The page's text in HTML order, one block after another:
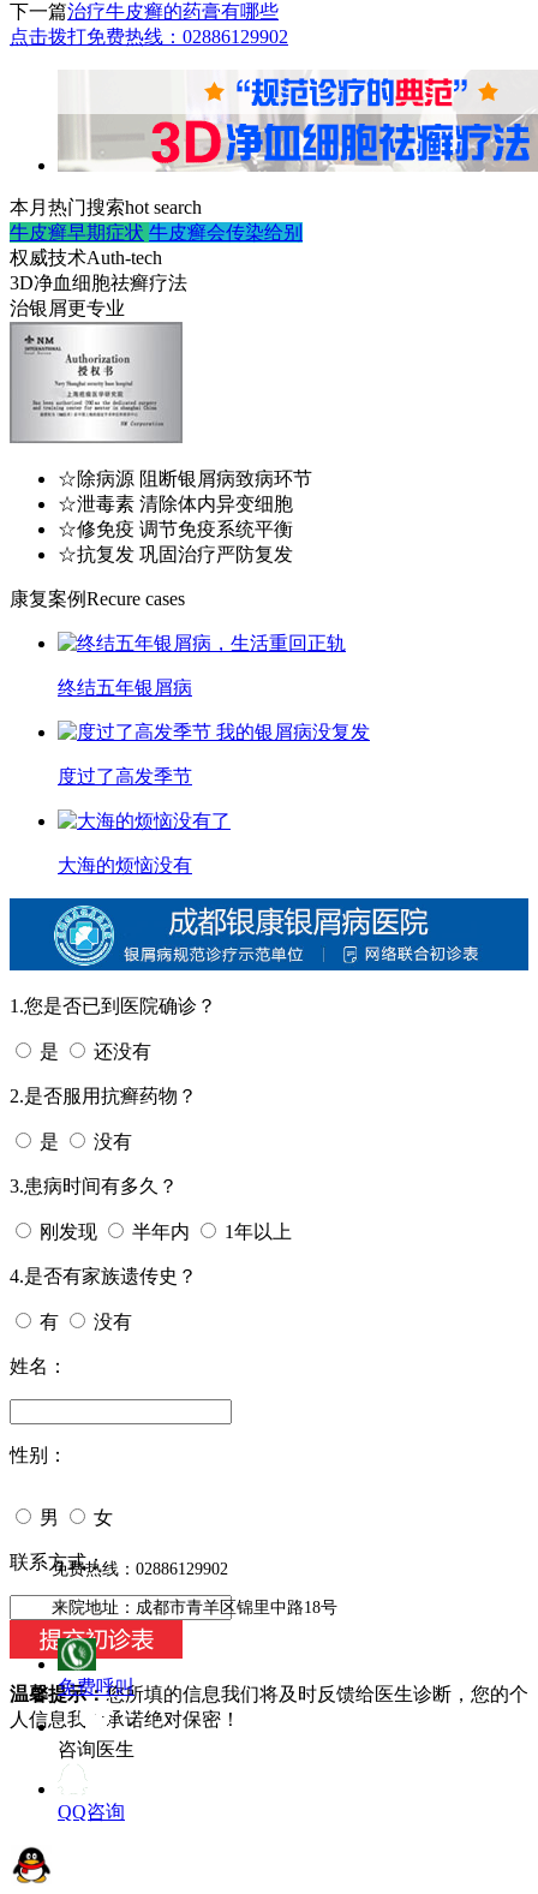
下一篇治疗牛皮癣的药膏有哪些
点击拨打免费热线：02886129902
本月热门搜索hot search
牛皮癣早期症状 牛皮癣会传染给别
权威技术Auth-tech
3D净血细胞祛癣疗法
治银屑更专业
☆除病源 阻断银屑病致病环节
☆泄毒素 清除体内异变细胞
☆修免疫 调节免疫系统平衡
☆抗复发 巩固治疗严防复发
康复案例Recure cases
终结五年银屑病
度过了高发季节
大海的烦恼没有
1.您是否已到医院确诊？
是 还没有
2.是否服用抗癣药物？
是 没有
3.患病时间有多久？
刚发现 半年内 1年以上
4.是否有家族遗传史？
有 没有
姓名：
性别：
男 女
今天日期：
联系方式：
温馨提示：您所填的信息我们将及时反馈给医生诊断，您的个
人信息我们承诺绝对保密！
免费热线：02886129902
来院地址：成都市青羊区锦里中路18号
免费呼叫
咨询医生
QQ咨询